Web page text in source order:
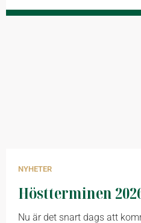
NYHETER
Höstterminen
Nu är det snart dags att